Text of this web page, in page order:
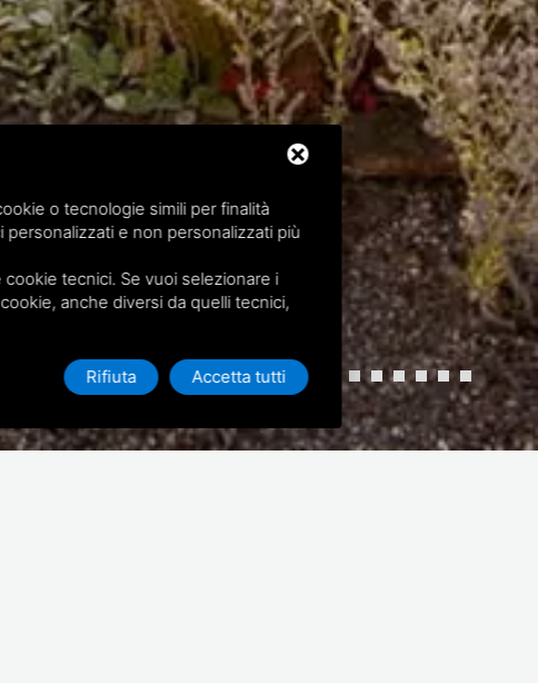
o tecnologie simili per finalità
e non personalizzati più
tecnici. Se vuoi selezionare i
anche diversi da quelli tecnici,
Rifiuta Accetta tutti